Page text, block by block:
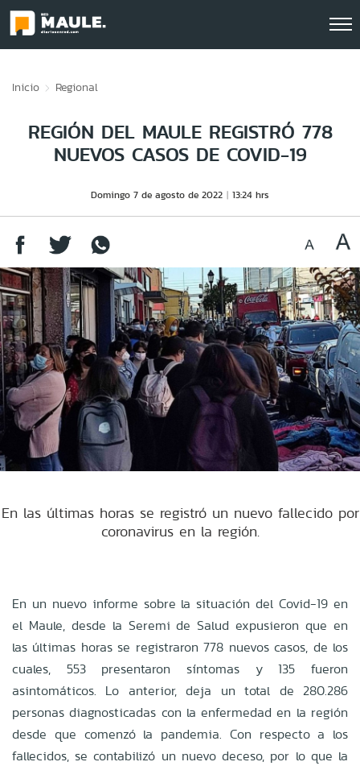
Inicio Regional
REGIÓN DEL MAULE REGISTRÓ 778
NUEVOS CASOS DE COVID-19
Domingo 7 de agosto de 2022 13:24 hrs
En las últimas horas se registró un nuevo fallecido por
coronavirus en la región.
En un nuevo informe sobre la situación del Covid-19 en
el Maule, desde la Seremi de Salud expusieron que en
las últimas horas se registraron 778 nuevos casos, de los
cuales, 553 presentaron síntomas y 135 fueron
asintomáticos. Lo anterior, deja un total de 280.286
personas diagnosticadas con la enfermedad en la región
desde que comenzó la pandemia. Con respecto a los
fallecidos, se contabilizó un nuevo deceso, por lo que la